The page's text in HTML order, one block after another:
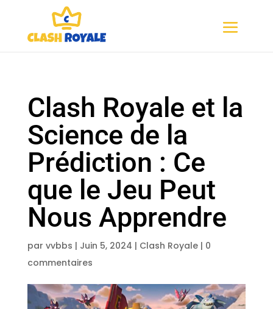
Clash Royale et la
Science de la
Prédiction : Ce
que le Jeu Peut
Nous Apprendre
par vvbbs | Juin 5, 2024 | Clash Royale| 0
commentaires